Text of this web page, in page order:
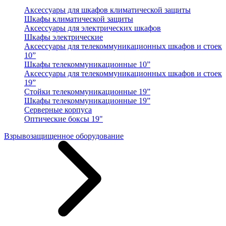
Аксессуары для шкафов климатической защиты
Шкафы климатической защиты
Аксессуары для электрических шкафов
Шкафы электрические
Аксессуары для телекоммуникационных шкафов и стоек
10”
Шкафы телекоммуникационные 10”
Аксессуары для телекоммуникационных шкафов и стоек
19”
Стойки телекоммуникационные 19”
Шкафы телекоммуникационные 19”
Серверные корпуса
Оптические боксы 19"
Взрывозащищенное оборудование